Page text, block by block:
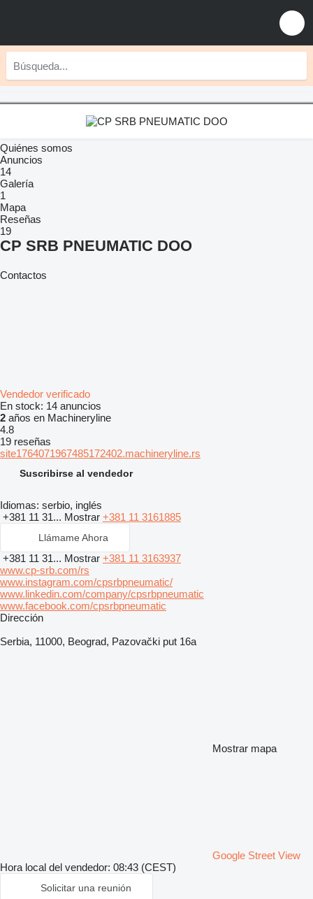
Quiénes somos
Anuncios
14
Galería
1
Mapa
Reseñas
19
CP SRB PNEUMATIC DOO
Contactos
Vendedor verificado
En stock: 14 anuncios
2 años en Machineryline
4.8
19 reseñas
site1764071967485172402.machineryline.rs
Suscribirse al vendedor
Idiomas: serbio, inglés
+381 11 31... Mostrar +381 11 3161885
Llámame Ahora
+381 11 31... Mostrar +381 11 3163937
www.cp-srb.com/rs
www.instagram.com/cpsrbpneumatic/
www.linkedin.com/company/cpsrbpneumatic
www.facebook.com/cpsrbpneumatic
Dirección
Serbia, 11000, Beograd, Pazovački put 16a
Mostrar mapa
Google Street View
Hora local del vendedor: 08:43 (CEST)
Solicitar una reunión